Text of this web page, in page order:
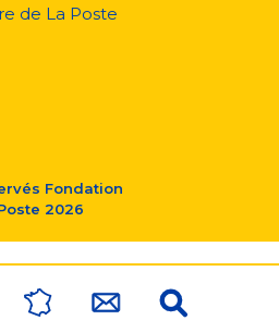
de La Poste
Fondation
2026